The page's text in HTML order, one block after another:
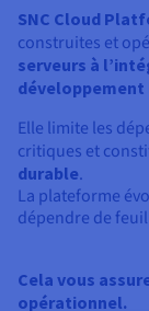
SNC Cloud
construites et
serveurs à
Elle limite les
critiques et
durable.
La plateforme
dépendre de
Cela vous
opérationnel.